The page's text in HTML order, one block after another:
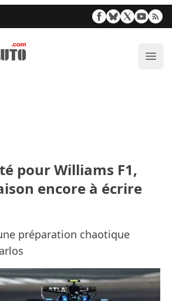
pour Williams F1,
encore à écrire
préparation chaotique